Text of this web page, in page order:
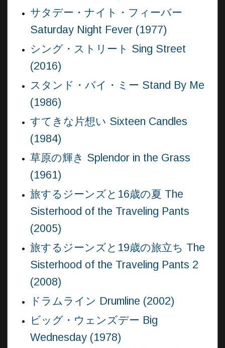
サタデー・ナイト・フィーバー
Saturday Night Fever (1977)
シング・ストリート Sing Street
(2016)
スタンド・バイ・ミー Stand By Me
(1986)
すてきな片想い Sixteen Candles
(1984)
草原の輝き Splendor in the Grass
(1961)
旅するジーンズと16歳の夏 The
Sisterhood of the Traveling Pants
(2005)
旅するジーンズと19歳の旅立ち The
Sisterhood of the Traveling Pants 2
(2008)
ドラムライン Drumline (2002)
ビッグ・ウェンズデー Big
Wednesday (1978)